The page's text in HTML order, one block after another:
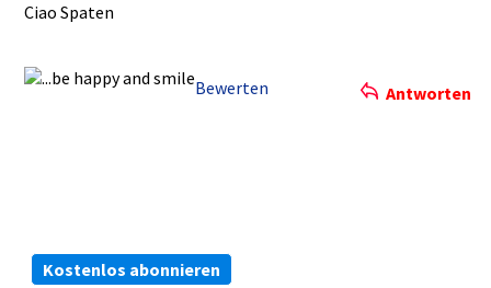
Ciao Spaten
Bewerten Antworten
Kostenlos abonnieren